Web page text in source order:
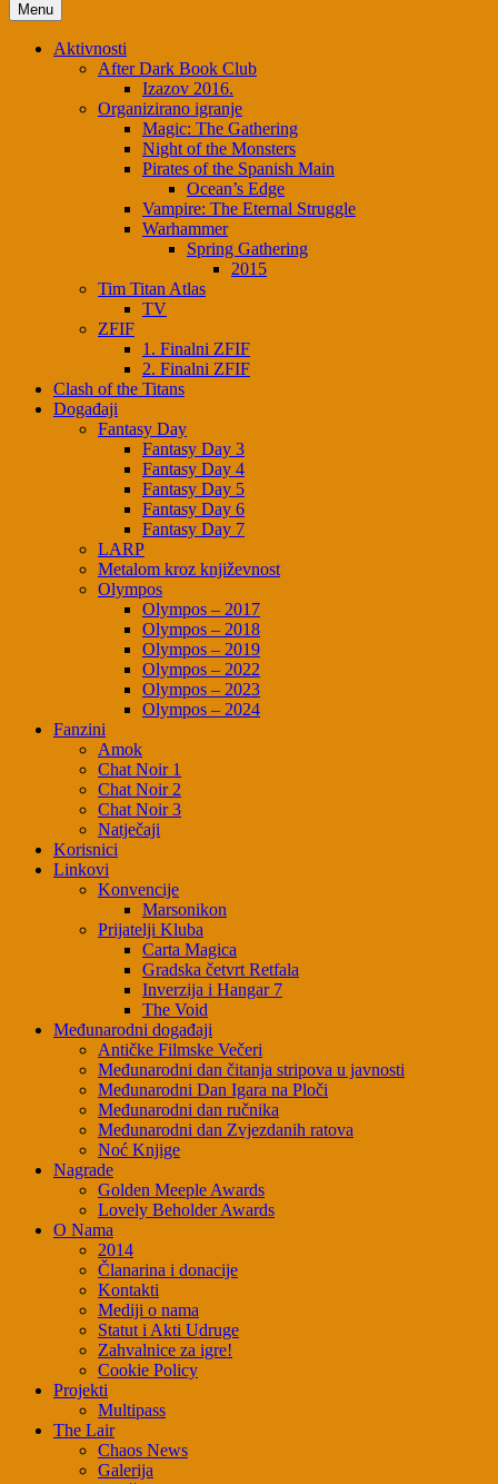
Menu
Aktivnosti
After Dark Book Club
Izazov 2016.
Organizirano igranje
Magic: The Gathering
Night of the Monsters
Pirates of the Spanish Main
Ocean’s Edge
Vampire: The Eternal Struggle
Warhammer
Spring Gathering
2015
Tim Titan Atlas
TV
ZFIF
1. Finalni ZFIF
2. Finalni ZFIF
Clash of the Titans
Događaji
Fantasy Day
Fantasy Day 3
Fantasy Day 4
Fantasy Day 5
Fantasy Day 6
Fantasy Day 7
LARP
Metalom kroz književnost
Olympos
Olympos – 2017
Olympos – 2018
Olympos – 2019
Olympos – 2022
Olympos – 2023
Olympos – 2024
Fanzini
Amok
Chat Noir 1
Chat Noir 2
Chat Noir 3
Natječaji
Korisnici
Linkovi
Konvencije
Marsonikon
Prijatelji Kluba
Carta Magica
Gradska četvrt Retfala
Inverzija i Hangar 7
The Void
Međunarodni događaji
Antičke Filmske Večeri
Međunarodni dan čitanja stripova u javnosti
Međunarodni Dan Igara na Ploči
Međunarodni dan ručnika
Međunarodni dan Zvjezdanih ratova
Noć Knjige
Nagrade
Golden Meeple Awards
Lovely Beholder Awards
O Nama
2014
Članarina i donacije
Kontakti
Mediji o nama
Statut i Akti Udruge
Zahvalnice za igre!
Cookie Policy
Projekti
Multipass
The Lair
Chaos News
Galerija